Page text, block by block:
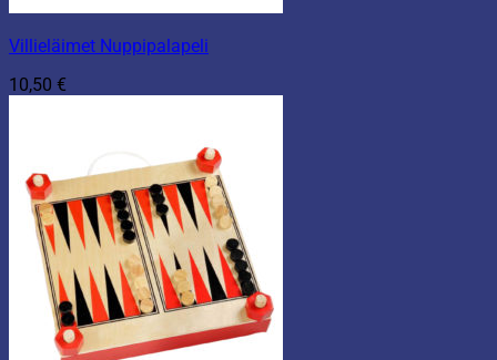
Villieläimet Nuppipalapeli
10,50 €